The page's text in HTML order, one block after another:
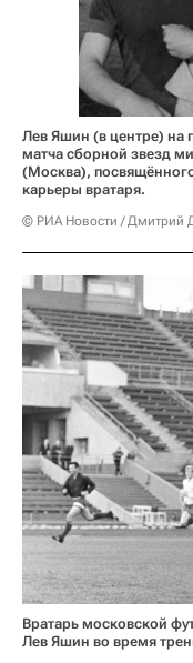
Лев Яшин (в центре) на
матча сборной звезд
(Москва),
карьеры вратаря.
© РИА Новости / Дмитрий
Вратарь московской
Лев Яшин во время